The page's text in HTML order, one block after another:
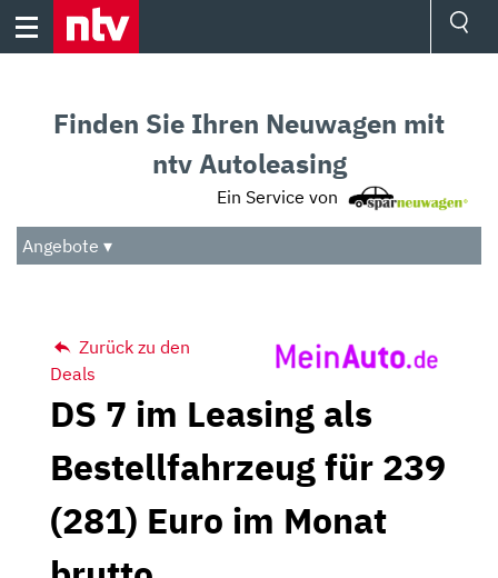
Skip
Audio
Das Beste
Finden Sie Ihren Neuwagen mit
ntv Autoleasing
Ein Service von
Angebote ▾
Zurück zu den
Deals
DS 7 im Leasing als
Bestellfahrzeug für 239
(281) Euro im Monat